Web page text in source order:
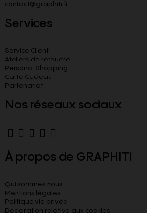
contact@graphiti.fr
Services
Service Client
Ateliers de retouche
Personal Shopping
Carte Cadeau
Partenariat
Nos réseaux sociaux
À propos de GRAPHITI
Qui sommes nous
Mentions légales
Politique vie privée
Declaration relative aux cookies​